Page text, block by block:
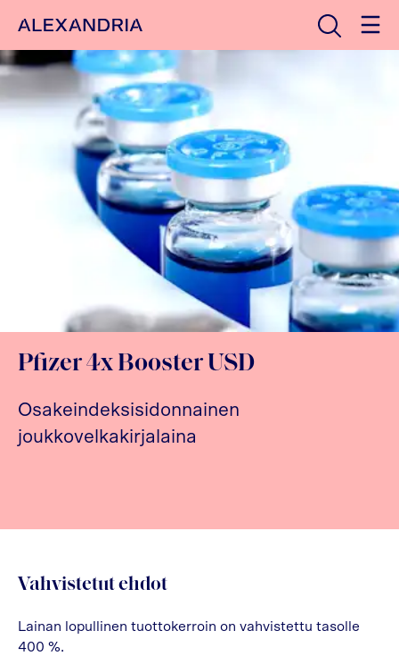
Etusivulle Avaa haku
Pfizer 4x Booster USD
Osakeindeksisidonnainen
joukkovelkakirjalaina
Vahvistetut ehdot
Lainan lopullinen tuottokerroin on vahvistettu tasolle
400 %.